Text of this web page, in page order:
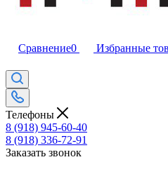
Сравнение0 Избранные
Телефоны
8 (918) 945-60-40
8 (918) 336-72-91
Заказать звонок